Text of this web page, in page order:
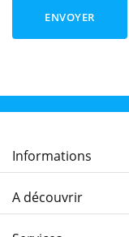
ENVOYER
Informations
A découvrir